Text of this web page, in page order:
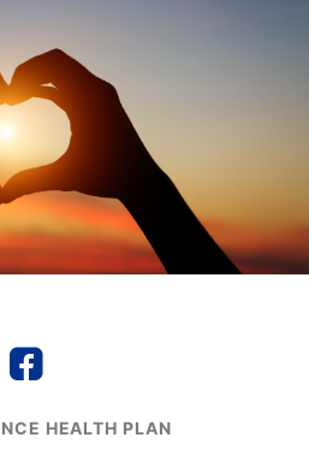
HEALTH PLAN